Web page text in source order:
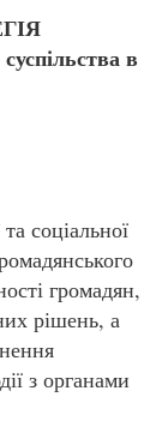
в
соціальної
громадян,
рішень, а
з органами